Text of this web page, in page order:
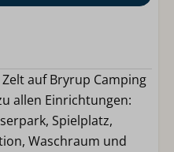
auf Bryrup Camping
allen Einrichtungen:
Spielplatz,
Waschraum und